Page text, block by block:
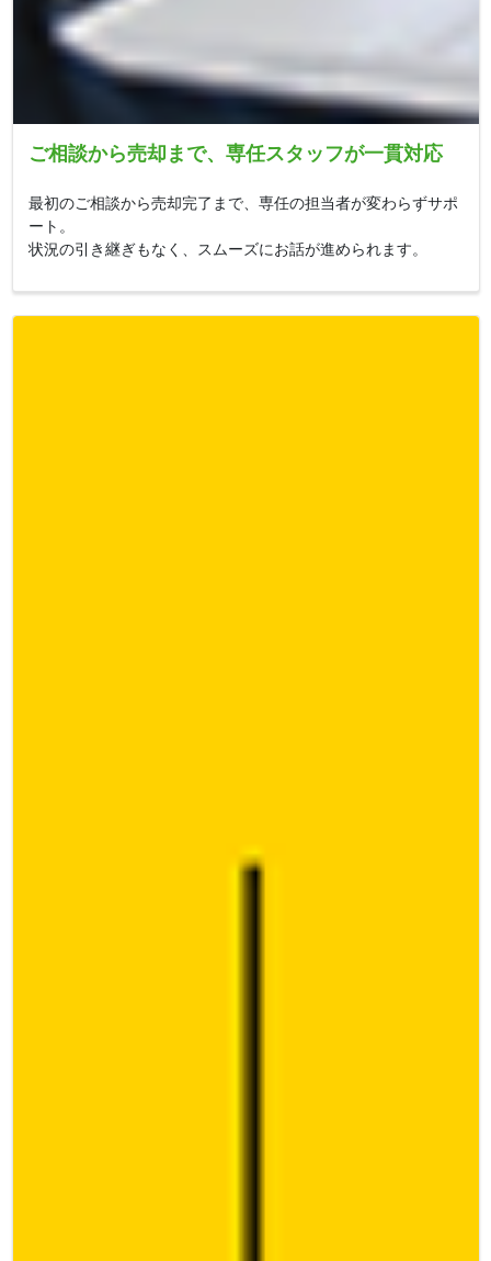
ご相談から売却まで、専任スタッフが一貫対応
最初のご相談から売却完了まで、専任の担当者が変わらずサポ
ート。
状況の引き継ぎもなく、スムーズにお話が進められます。